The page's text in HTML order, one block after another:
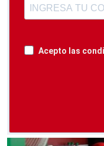
Acepto las